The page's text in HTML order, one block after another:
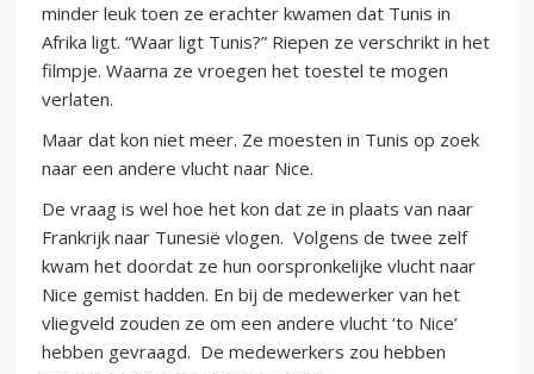
minder leuk toen ze erachter kwamen dat Tunis in
Afrika ligt. “Waar ligt Tunis?” Riepen ze verschrikt in het
filmpje. Waarna ze vroegen het toestel te mogen
verlaten.
Maar dat kon niet meer. Ze moesten in Tunis op zoek
naar een andere vlucht naar Nice.
De vraag is wel hoe het kon dat ze in plaats van naar
Frankrijk naar Tunesië vlogen. Volgens de twee zelf
kwam het doordat ze hun oorspronkelijke vlucht naar
Nice gemist hadden. En bij de medewerker van het
vliegveld zouden ze om een andere vlucht ‘to Nice’
hebben gevraagd. De medewerkers zou hebben